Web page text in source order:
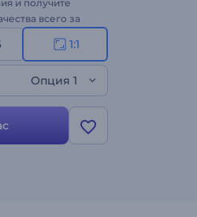
и получите
всего за
для
ужин и многого
1:1
Опция 1